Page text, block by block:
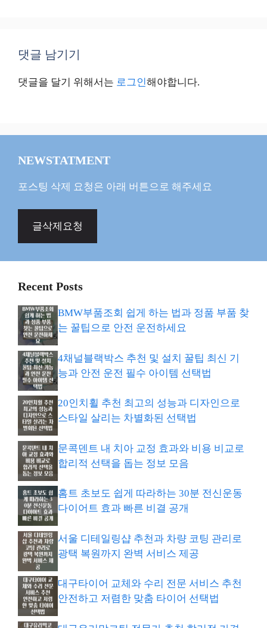
댓글 남기기
댓글을 달기 위해서는 로그인해야합니다.
NEWSTATMENT
포스팅 삭제 요청은 아래 버튼으로 해주세요
글삭제요청
Recent Posts
BMW부품조회 쉽게 하는 법과 정품 부품 찾
는 꿀팁으로 안전 운전하세요
4채널블랙박스 추천 및 설치 꿀팁 최신 기
능과 안전 운전 필수 아이템 선택법
20인치휠 추천 최고의 성능과 디자인으로
스타일 살리는 차별화된 선택법
문콕덴트 내 치아 교정 효과와 비용 비교로
합리적 선택을 돕는 정보 모음
홈트 초보도 쉽게 따라하는 30분 전신운동
다이어트 효과 빠른 비결 공개
서울 디테일링샵 추천과 차량 코팅 관리로
광택 복원까지 완벽 서비스 제공
대구타이어 교체와 수리 전문 서비스 추천
안전하고 저렴한 맞춤 타이어 선택법